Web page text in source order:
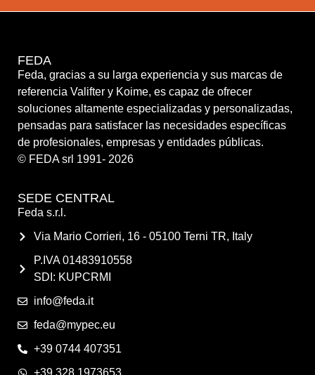
FEDA
Feda, gracias a su larga experiencia y sus marcas de
referencia Valifter y Koime, es capaz de ofrecer
soluciones altamente especializadas y personalizadas,
pensadas para satisfacer las necesidades específicas
de profesionales, empresas y entidades públicas.
© FEDA srl 1991- 2026
SEDE CENTRAL
Feda s.r.l.
Via Mario Corrieri, 16 - 05100 Terni TR, Italy
P.IVA 01483910558
SDI: KUPCRMI
info@feda.it
feda@mypec.eu
+39 0744 407351